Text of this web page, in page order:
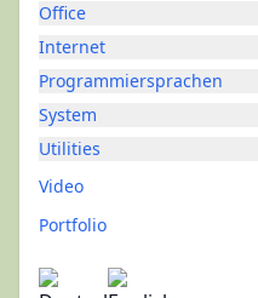
Office
Internet
Programmiersprachen
System
Utilities
Video
Portfolio